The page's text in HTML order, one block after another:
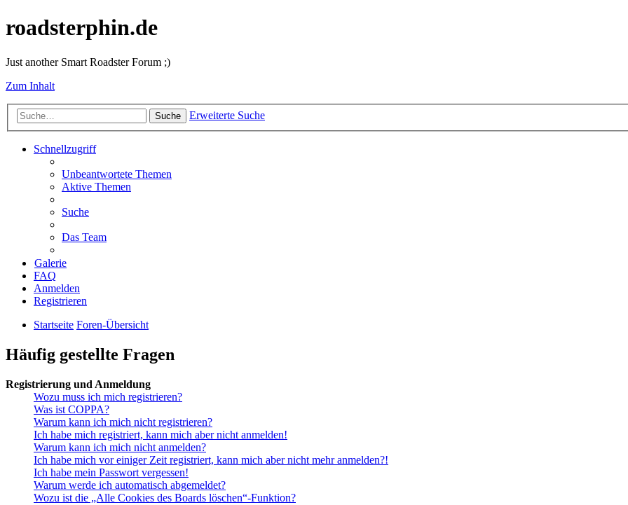
roadsterphin.de
Just another Smart Roadster Forum ;)
Zum Inhalt
Suche Erweiterte Suche
Schnellzugriff
Unbeantwortete Themen
Aktive Themen
Suche
Das Team
Galerie
FAQ
Anmelden
Registrieren
Startseite Foren-Übersicht
Häufig gestellte Fragen
Registrierung und Anmeldung
Wozu muss ich mich registrieren?
Was ist COPPA?
Warum kann ich mich nicht registrieren?
Ich habe mich registriert, kann mich aber nicht anmelden!
Warum kann ich mich nicht anmelden?
Ich habe mich vor einiger Zeit registriert, kann mich aber nicht mehr anmelden?!
Ich habe mein Passwort vergessen!
Warum werde ich automatisch abgemeldet?
Wozu ist die „Alle Cookies des Boards löschen“-Funktion?